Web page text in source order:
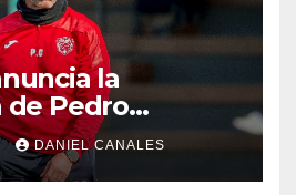
la
Pedro
DANIEL CANALES